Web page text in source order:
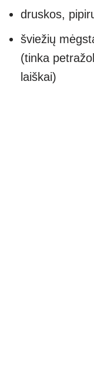
druskos,
šviežių
(tinka
laiškai)